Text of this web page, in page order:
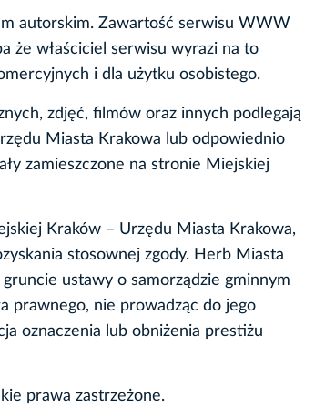
autorskim. Zawartość serwisu WWW
że właściciel serwisu wyrazi na to
i dla użytku osobistego.
zdjęć, filmów oraz innych podlegają
Miasta Krakowa lub odpowiednio
zamieszczone na stronie Miejskiej
Kraków – Urzędu Miasta Krakowa,
stosownej zgody. Herb Miasta
ustawy o samorządzie gminnym
prawnego, nie prowadząc do jego
oznaczenia lub obniżenia prestiżu
prawa zastrzeżone.